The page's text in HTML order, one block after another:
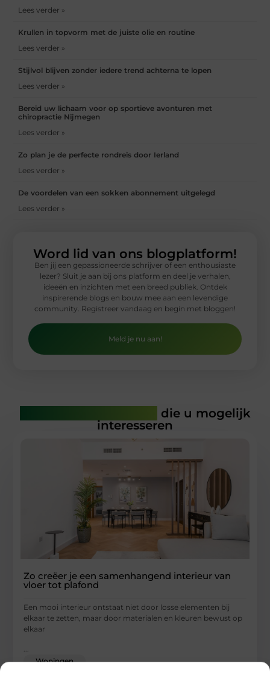
Lees verder »
Krullen in topvorm met de juiste olie en routine
Lees verder »
Stijlvol blijven zonder iedere trend achterna te lopen
Lees verder »
Bereid uw lichaam voor op sportieve avonturen met
chiropractie Nijmegen
Lees verder »
Zo plan je de perfecte rondreis door Ierland
Lees verder »
De voordelen van een sokken abonnement uitgelegd
Lees verder »
Word lid van ons blogplatform!
Ben jij een gepassioneerde schrijver of een enthousiaste
lezer? Sluit je aan bij ons platform en deel je verhalen,
ideeën en inzichten met een breed publiek. Ontdek
inspirerende blogs en bouw mee aan een levendige
community. Registreer vandaag en begin met bloggen!
Meld je nu aan!
die u mogelijk
interesseren
Zo creëer je een samenhangend interieur van
vloer tot plafond
Een mooi interieur ontstaat niet door losse elementen bij
elkaar te zetten, maar door materialen en kleuren bewust op
elkaar
Woningen